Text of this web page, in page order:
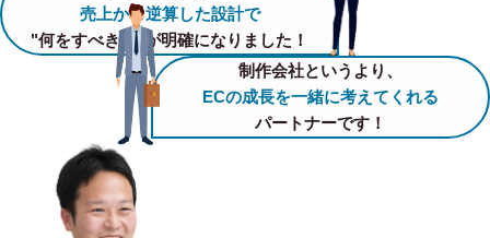
売上から逆算した設計で
"何をすべきか"が明確になりました！
制作会社というより、
ECの成長を一緒に考えてくれる
パートナーです！